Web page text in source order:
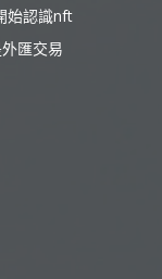
始認識nft
匯交易